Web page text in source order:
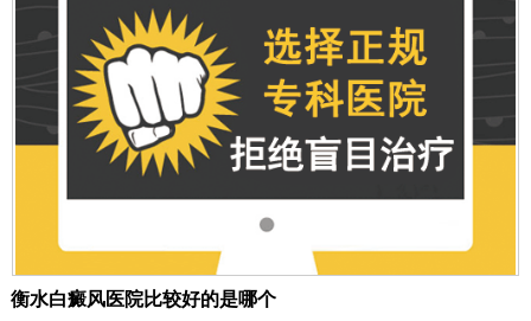
衡水白癜风医院比较好的是哪个